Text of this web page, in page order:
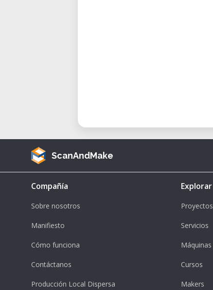
ScanAndMake
Compañía
Sobre nosotros
Manifiesto
Cómo funciona
Contáctanos
Producción Local Dispersa
Explorar
Proyectos
Servicios
Máquinas
Cursos
Makers